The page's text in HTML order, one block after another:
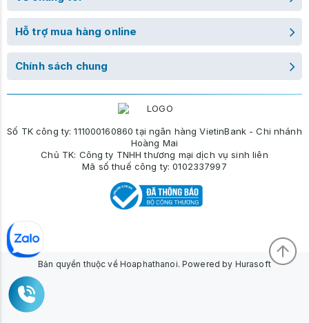
Hỗ trợ mua hàng online
Chính sách chung
Số TK công ty: 111000160860 tại ngân hàng VietinBank - Chi nhánh
Hoàng Mai
Chủ TK: Công ty TNHH thương mại dịch vụ sinh liên
Mã số thuế công ty: 0102337997
Bản quyền thuộc về Hoaphathanoi. Powered by Hurasoft